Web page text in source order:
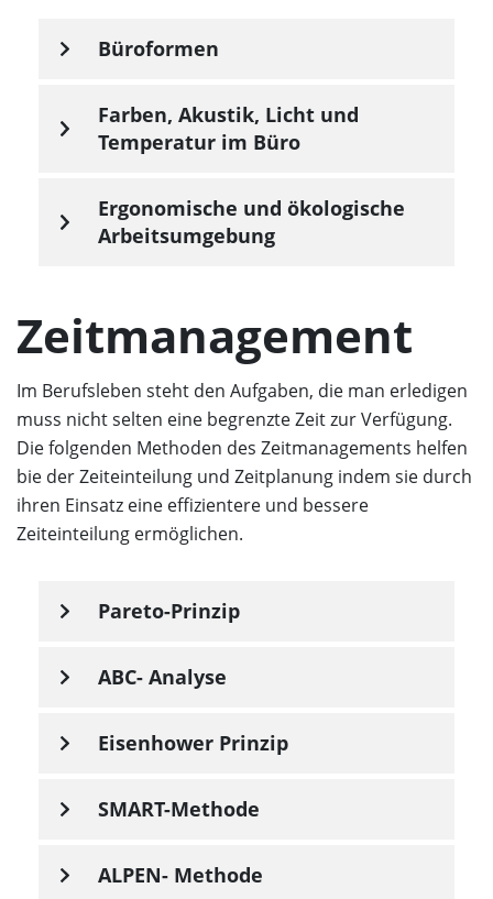
Büroformen
Farben, Akustik, Licht und
Temperatur im Büro
Ergonomische und ökologische
Arbeitsumgebung
Zeitmanagement
Im Berufsleben steht den Aufgaben, die man erledigen
muss nicht selten eine begrenzte Zeit zur Verfügung.
Die folgenden Methoden des Zeitmanagements helfen
bie der Zeiteinteilung und Zeitplanung indem sie durch
ihren Einsatz eine effizientere und bessere
Zeiteinteilung ermöglichen.
Pareto-Prinzip
ABC- Analyse
Eisenhower Prinzip
SMART-Methode
ALPEN- Methode